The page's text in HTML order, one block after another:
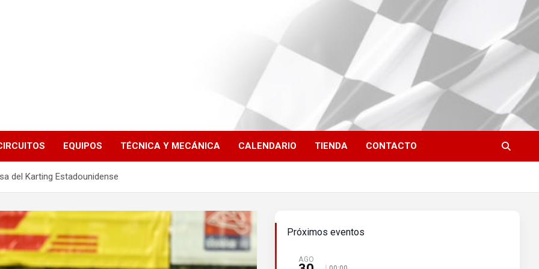
EQUIPOS TÉCNICA Y MECÁNICA CALENDARIO TIENDA CONTACTO
del Karting Estadounidense
Próximos eventos
AGO